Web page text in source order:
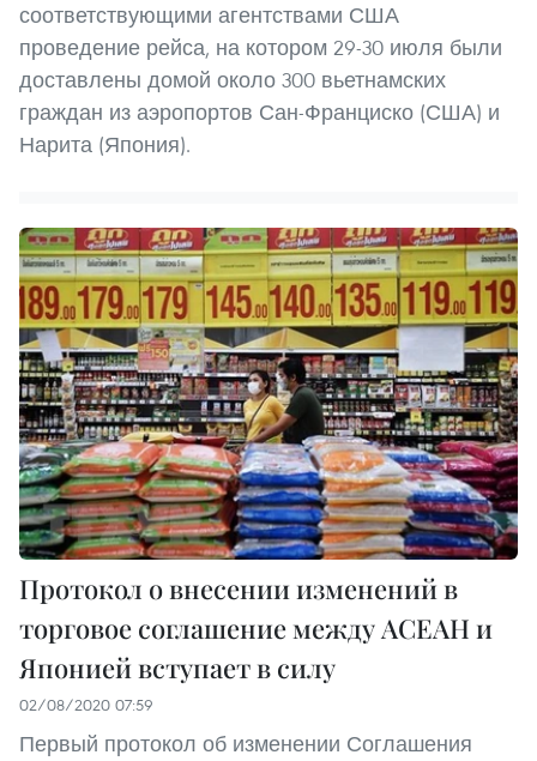
соответствующими агентствами США
проведение рейса, на котором 29-30 июля были
доставлены домой около 300 вьетнамских
граждан из аэропортов Сан-Франциско (США) и
Нарита (Япония).
Протокол о внесении изменений в
торговое соглашение между АСЕАН и
Японией вступает в силу
02/08/2020 07:59
Первый протокол об изменении Соглашения